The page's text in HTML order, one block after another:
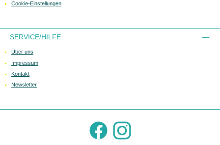
Cookie-Einstellungen
SERVICE/HILFE
Über uns
Impressum
Kontakt
Newsletter
Facebook Instagram